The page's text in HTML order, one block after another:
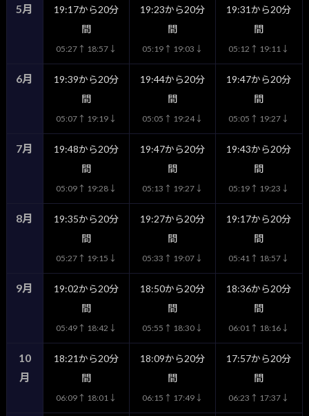
5月
19:17から20分
間
05:27↑ 18:57↓
19:23から20分
間
05:19↑ 19:03↓
19:31から20分
間
05:12↑ 19:11↓
6月
19:39から20分
間
05:07↑ 19:19↓
19:44から20分
間
05:05↑ 19:24↓
19:47から20分
間
05:05↑ 19:27↓
7月
19:48から20分
間
05:09↑ 19:28↓
19:47から20分
間
05:13↑ 19:27↓
19:43から20分
間
05:19↑ 19:23↓
8月
19:35から20分
間
05:27↑ 19:15↓
19:27から20分
間
05:33↑ 19:07↓
19:17から20分
間
05:41↑ 18:57↓
9月
19:02から20分
間
05:49↑ 18:42↓
18:50から20分
間
05:55↑ 18:30↓
18:36から20分
間
06:01↑ 18:16↓
10
月
18:21から20分
間
06:09↑ 18:01↓
18:09から20分
間
06:15↑ 17:49↓
17:57から20分
間
06:23↑ 17:37↓